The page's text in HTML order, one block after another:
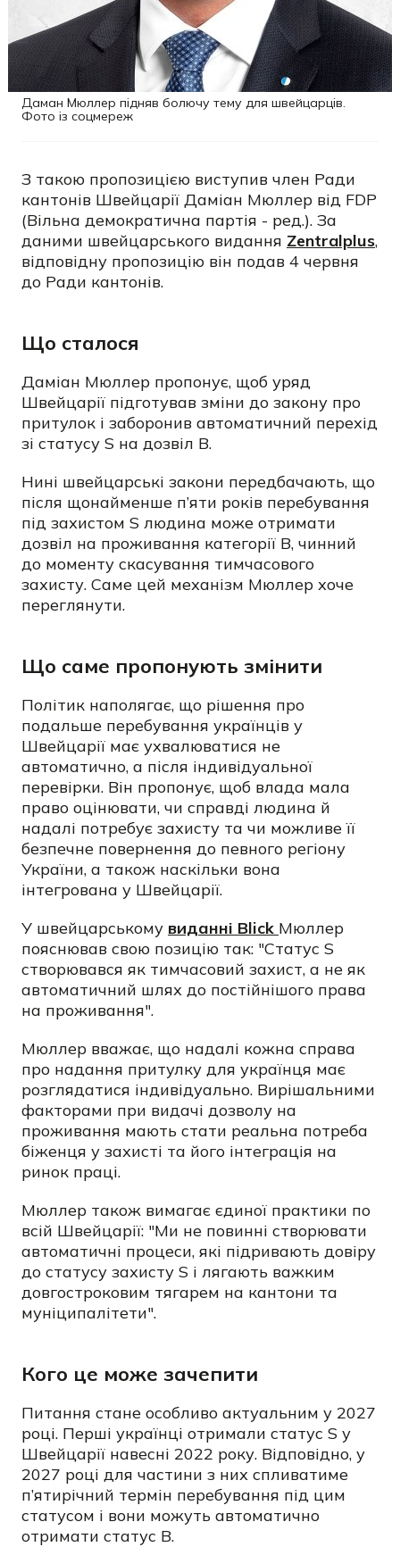
Даман Мюллер підняв болючу тему для швейцарців.
Фото із соцмереж
З такою пропозицією виступив член Ради
кантонів Швейцарії Даміан Мюллер від FDP
(Вільна демократична партія - ред.). За
даними швейцарського видання Zentralplus,
відповідну пропозицію він подав 4 червня
до Ради кантонів.
Що сталося
Даміан Мюллер пропонує, щоб уряд
Швейцарії підготував зміни до закону про
притулок і заборонив автоматичний перехід
зі статусу S на дозвіл B.
Нині швейцарські закони передбачають, що
після щонайменше п’яти років перебування
під захистом S людина може отримати
дозвіл на проживання категорії B, чинний
до моменту скасування тимчасового
захисту. Саме цей механізм Мюллер хоче
переглянути.
Що саме пропонують змінити
Політик наполягає, що рішення про
подальше перебування українців у
Швейцарії має ухвалюватися не
автоматично, а після індивідуальної
перевірки. Він пропонує, щоб влада мала
право оцінювати, чи справді людина й
надалі потребує захисту та чи можливе її
безпечне повернення до певного регіону
України, а також наскільки вона
інтегрована у Швейцарії.
У швейцарському виданні Blick Мюллер
пояснював свою позицію так: "Статус S
створювався як тимчасовий захист, а не як
автоматичний шлях до постійнішого права
на проживання".
Мюллер вважає, що надалі кожна справа
про надання притулку для українця має
розглядатися індивідуально. Вирішальними
факторами при видачі дозволу на
проживання мають стати реальна потреба
біженця у захисті та його інтеграція на
ринок праці.
Мюллер також вимагає єдиної практики по
всій Швейцарії: "Ми не повинні створювати
автоматичні процеси, які підривають довіру
до статусу захисту S і лягають важким
довгостроковим тягарем на кантони та
муніципалітети".
Кого це може зачепити
Питання стане особливо актуальним у 2027
році. Перші українці отримали статус S у
Швейцарії навесні 2022 року. Відповідно, у
2027 році для частини з них спливатиме
п’ятирічний термін перебування під цим
статусом і вони можуть автоматично
отримати статус В.